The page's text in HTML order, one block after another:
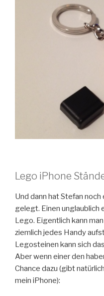
Lego iPhone
Und dann hat Stefan
gelegt. Einen unglaublich
Lego. Eigentlich kann
ziemlich jedes Handy
Legosteinen kann sich
Aber wenn einer den
Chance dazu (gibt
mein iPhone):